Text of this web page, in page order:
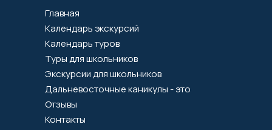
Экскурсии для школьников
Главная
Календарь экскурсий
Календарь туров
Туры для школьников
Контакты
Отзывы
Дальневосточные каникулы - это